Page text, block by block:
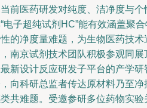
前医药研发对纯度、洁净度与
电子超纯试剂HC”能有效涵盖聚
的净度量难题，为生物医药技
南京试剂技术团队积极参观同
新设计反应研发子平台的产学
向科研总监者传达原材料乃至
共难题。受邀参研多位药物实